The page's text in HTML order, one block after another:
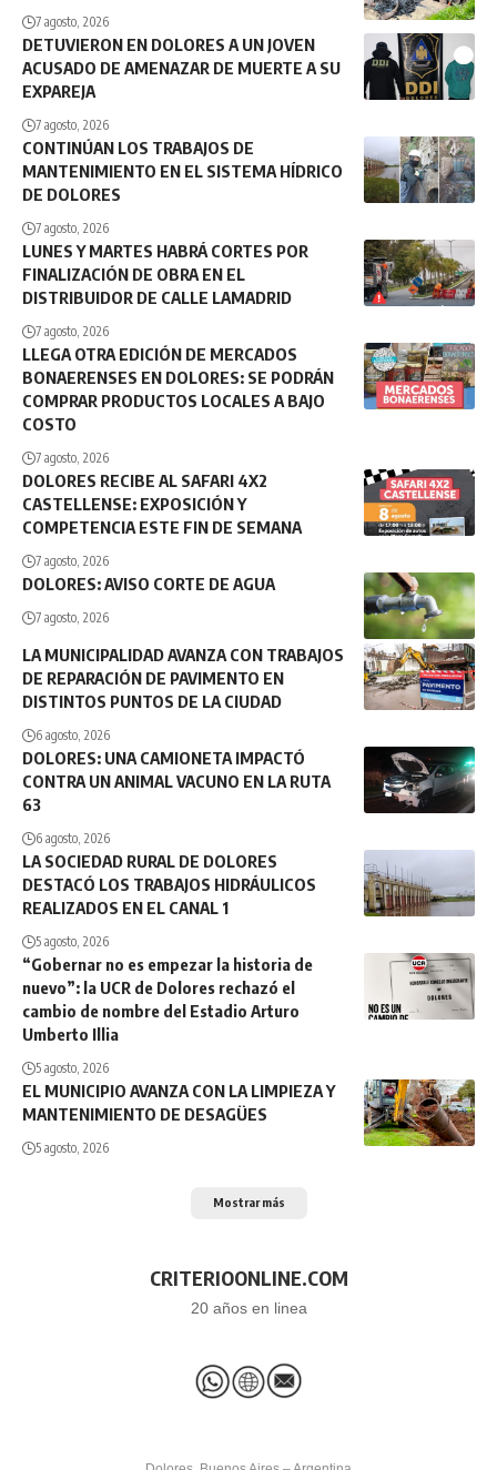
7 agosto, 2026
DETUVIERON EN DOLORES A UN JOVEN
ACUSADO DE AMENAZAR DE MUERTE A SU
EXPAREJA
7 agosto, 2026
CONTINÚAN LOS TRABAJOS DE
MANTENIMIENTO EN EL SISTEMA HÍDRICO
DE DOLORES
7 agosto, 2026
LUNES Y MARTES HABRÁ CORTES POR
FINALIZACIÓN DE OBRA EN EL
DISTRIBUIDOR DE CALLE LAMADRID
7 agosto, 2026
LLEGA OTRA EDICIÓN DE MERCADOS
BONAERENSES EN DOLORES: SE PODRÁN
COMPRAR PRODUCTOS LOCALES A BAJO
COSTO
7 agosto, 2026
DOLORES RECIBE AL SAFARI 4X2
CASTELLENSE: EXPOSICIÓN Y
COMPETENCIA ESTE FIN DE SEMANA
7 agosto, 2026
DOLORES: AVISO CORTE DE AGUA
7 agosto, 2026
LA MUNICIPALIDAD AVANZA CON TRABAJOS
DE REPARACIÓN DE PAVIMENTO EN
DISTINTOS PUNTOS DE LA CIUDAD
6 agosto, 2026
DOLORES: UNA CAMIONETA IMPACTÓ
CONTRA UN ANIMAL VACUNO EN LA RUTA
63
6 agosto, 2026
LA SOCIEDAD RURAL DE DOLORES
DESTACÓ LOS TRABAJOS HIDRÁULICOS
REALIZADOS EN EL CANAL 1
5 agosto, 2026
“Gobernar no es empezar la historia de
nuevo”: la UCR de Dolores rechazó el
cambio de nombre del Estadio Arturo
Umberto Illia
5 agosto, 2026
EL MUNICIPIO AVANZA CON LA LIMPIEZA Y
MANTENIMIENTO DE DESAGÜES
5 agosto, 2026
Mostrar más
CRITERIOONLINE.COM
20 años en linea